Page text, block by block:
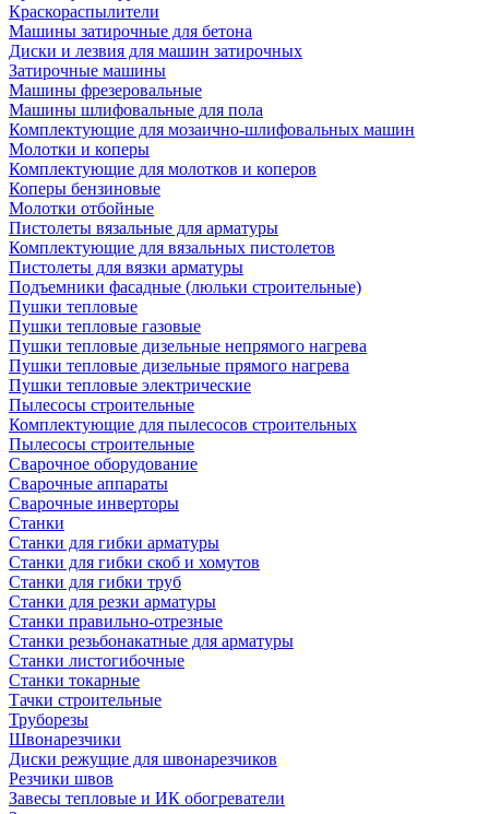
Краскораспылители
Машины затирочные для бетона
Диски и лезвия для машин затирочных
Затирочные машины
Машины фрезеровальные
Машины шлифовальные для пола
Комплектующие для мозаично-шлифовальных машин
Молотки и коперы
Комплектующие для молотков и коперов
Коперы бензиновые
Молотки отбойные
Пистолеты вязальные для арматуры
Комплектующие для вязальных пистолетов
Пистолеты для вязки арматуры
Подъемники фасадные (люльки строительные)
Пушки тепловые
Пушки тепловые газовые
Пушки тепловые дизельные непрямого нагрева
Пушки тепловые дизельные прямого нагрева
Пушки тепловые электрические
Пылесосы строительные
Комплектующие для пылесосов строительных
Пылесосы строительные
Сварочное оборудование
Сварочные аппараты
Сварочные инверторы
Станки
Станки для гибки арматуры
Станки для гибки скоб и хомутов
Станки для гибки труб
Станки для резки арматуры
Станки правильно-отрезные
Станки резьбонакатные для арматуры
Станки листогибочные
Станки токарные
Тачки строительные
Труборезы
Швонарезчики
Диски режущие для швонарезчиков
Резчики швов
Завесы тепловые и ИК обогреватели